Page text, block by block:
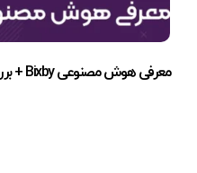
معرفی هوش مصنوعی Bixby + بررسی 6 قابلیت آن